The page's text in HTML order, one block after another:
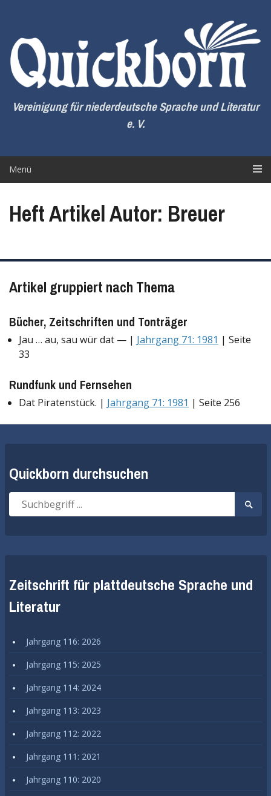
springen
Vereinigung für niederdeutsche Sprache und Literatur
e. V.
Menü
Heft Artikel Autor: Breuer
Artikel gruppiert nach Thema
Bücher, Zeitschriften und Tonträger
Jau … au, sau wür dat — | Jahrgang 71: 1981 | Seite
33
Rundfunk und Fernsehen
Dat Piratenstück. | Jahrgang 71: 1981 | Seite 256
Quickborn durchsuchen
Suche
nach:
Suche
Zeitschrift für plattdeutsche Sprache und
Literatur
Jahrgang 116: 2026
Jahrgang 115: 2025
Jahrgang 114: 2024
Jahrgang 113: 2023
Jahrgang 112: 2022
Jahrgang 111: 2021
Jahrgang 110: 2020